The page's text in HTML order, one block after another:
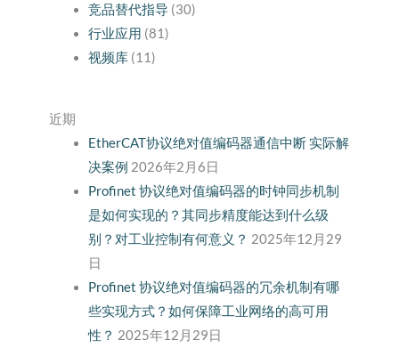
竞品替代指导 (30)
行业应用 (81)
视频库(11)
近期
EtherCAT协议绝对值编码器通信中断 实际解
决案例 2026年2月6日
Profinet 协议绝对值编码器的时钟同步机制
是如何实现的？其同步精度能达到什么级
别？对工业控制有何意义？ 2025年12月29
日
Profinet 协议绝对值编码器的冗余机制有哪
些实现方式？如何保障工业网络的高可用
性？ 2025年12月29日